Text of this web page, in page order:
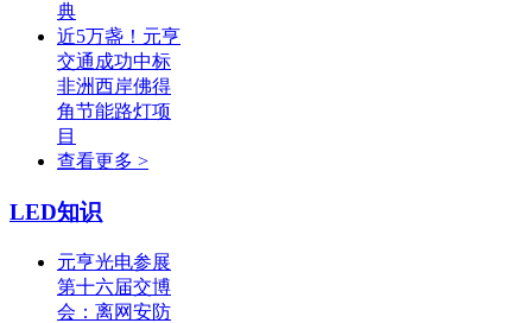
典
近5万盏！元亨
交通成功中标
非洲西岸佛得
角节能路灯项
目
查看更多 >
LED知识
元亨光电参展
第十六届交博
会：离网安防